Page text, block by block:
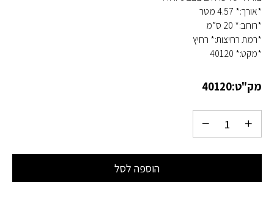
*אורך:* 4.57 מטר
*רוחב:* 20 ס”מ
*רמת רחיצות:* רחיץ
*מקט:* 40120
מק"ט:40120
הוספה לסל